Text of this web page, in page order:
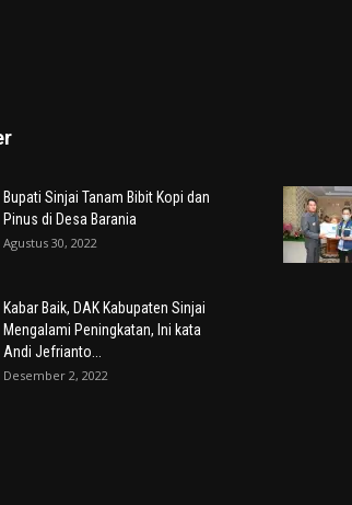
Bupati Sinjai Tanam Bibit Kopi dan
Pinus di Desa Barania
Agustus 30, 2022
Kabar Baik, DAK Kabupaten Sinjai
Mengalami Peningkatan, Ini kata
Andi Jefrianto...
Desember 2, 2022